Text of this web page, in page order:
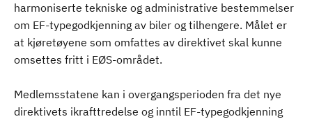
harmoniserte tekniske og administrative bestemmelser
om EF-typegodkjenning av biler og tilhengere. Målet er
at kjøretøyene som omfattes av direktivet skal kunne
omsettes fritt i EØS-området.
Medlemsstatene kan i overgangsperioden fra det nye
direktivets ikrafttredelse og inntil EF-typegodkjenning